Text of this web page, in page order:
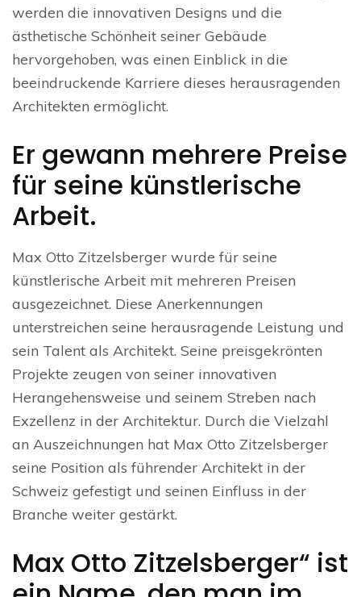
werden die innovativen Designs und die
ästhetische Schönheit seiner Gebäude
hervorgehoben, was einen Einblick in die
beeindruckende Karriere dieses herausragenden
Architekten ermöglicht.
Er gewann mehrere Preise
für seine künstlerische
Arbeit.
Max Otto Zitzelsberger wurde für seine
künstlerische Arbeit mit mehreren Preisen
ausgezeichnet. Diese Anerkennungen
unterstreichen seine herausragende Leistung und
sein Talent als Architekt. Seine preisgekrönten
Projekte zeugen von seiner innovativen
Herangehensweise und seinem Streben nach
Exzellenz in der Architektur. Durch die Vielzahl
an Auszeichnungen hat Max Otto Zitzelsberger
seine Position als führender Architekt in der
Schweiz gefestigt und seinen Einfluss in der
Branche weiter gestärkt.
Max Otto Zitzelsberger“ ist